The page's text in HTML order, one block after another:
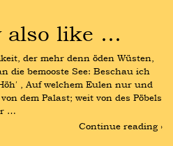
also like …
der mehr denn öden Wüsten,
die bemooste See: Beschau ich
, Auf welchem Eulen nur und
dem Palast; weit von des Pöbels
…
Continue reading ›